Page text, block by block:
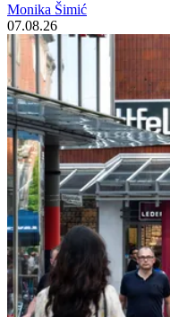
Monika Šimić
07.08.26